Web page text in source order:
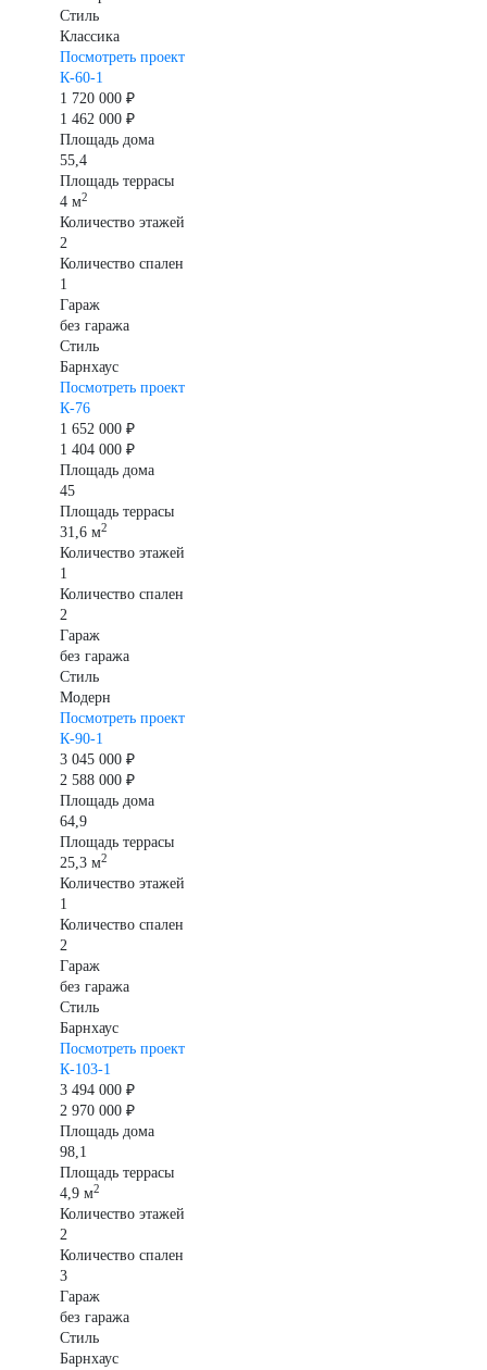
Стиль
Классика
Посмотреть проект
К-60-1
1 720 000 ₽
1 462 000 ₽
Площадь дома
55,4
Площадь террасы
4 м2
Количество этажей
2
Количество спален
1
Гараж
без гаража
Стиль
Барнхаус
Посмотреть проект
К-76
1 652 000 ₽
1 404 000 ₽
Площадь дома
45
Площадь террасы
31,6 м2
Количество этажей
1
Количество спален
2
Гараж
без гаража
Стиль
Модерн
Посмотреть проект
К-90-1
3 045 000 ₽
2 588 000 ₽
Площадь дома
64,9
Площадь террасы
25,3 м2
Количество этажей
1
Количество спален
2
Гараж
без гаража
Стиль
Барнхаус
Посмотреть проект
К-103-1
3 494 000 ₽
2 970 000 ₽
Площадь дома
98,1
Площадь террасы
4,9 м2
Количество этажей
2
Количество спален
3
Гараж
без гаража
Стиль
Барнхаус